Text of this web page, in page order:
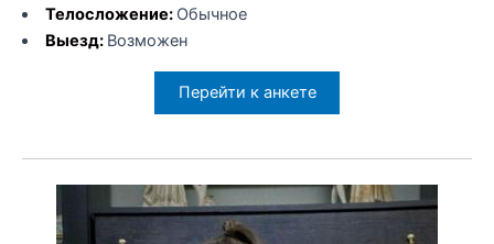
Телосложение: Обычное
Выезд: Возможен
Перейти к анкете